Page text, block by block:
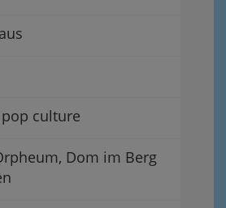
culture
Dom im Berg